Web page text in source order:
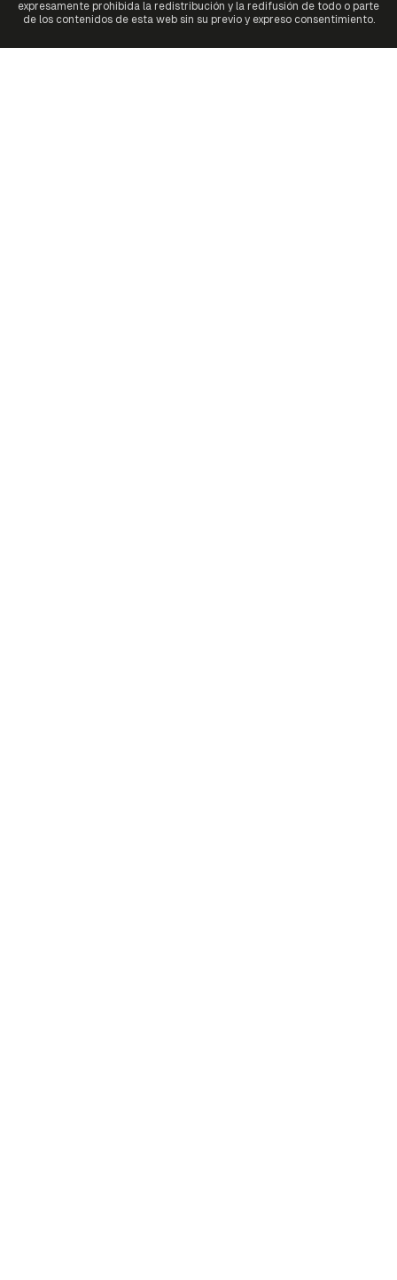
expresamente prohibida la redistribución y la redifusión de todo o parte
de los contenidos de esta web sin su previo y expreso consentimiento.